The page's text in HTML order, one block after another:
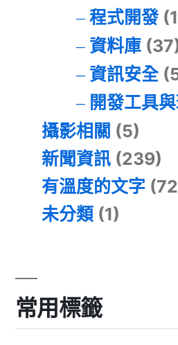
程式開發
資料庫
資訊安全
開發工具
攝影相關 (5)
新聞資訊 (239)
有溫度的文字
未分類 (1)
常用標籤